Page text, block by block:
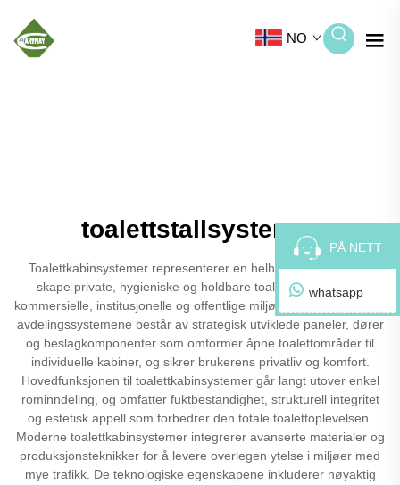
NO
toalettstallsystemer
Toalettkabinsystemer representerer en helhetlig løsning for å
skape private, hygieniske og holdbare toalettanlegg i ulike
kommersielle, institusjonelle og offentlige miljøer. Disse modulære
avdelingssystemene består av strategisk utviklede paneler, dører
og beslagkomponenter som omformer åpne toalettområder til
individuelle kabiner, og sikrer brukerens privatliv og komfort.
Hovedfunksjonen til toalettkabinsystemer går langt utover enkel
rominndeling, og omfatter fuktbestandighet, strukturell integritet
og estetisk appell som forbedrer den totale toalettoplevelsen.
Moderne toalettkabinsystemer integrerer avanserte materialer og
produksjonsteknikker for å levere overlegen ytelse i miljøer med
mye trafikk. De teknologiske egenskapene inkluderer nøyaktig
PÅ NETT
whatsapp